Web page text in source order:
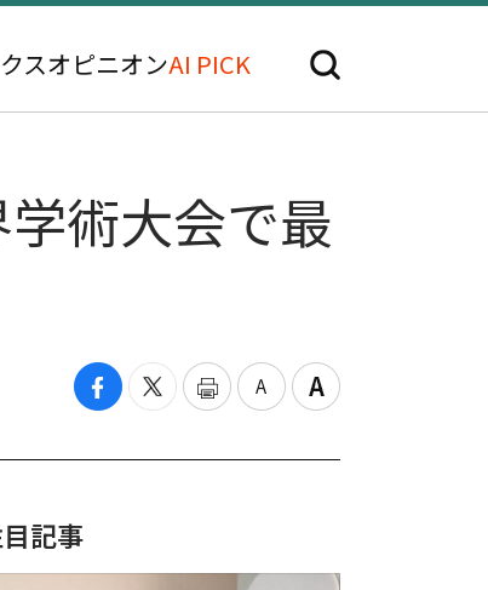
スオピニオンAI PICK
術大会で最
記事